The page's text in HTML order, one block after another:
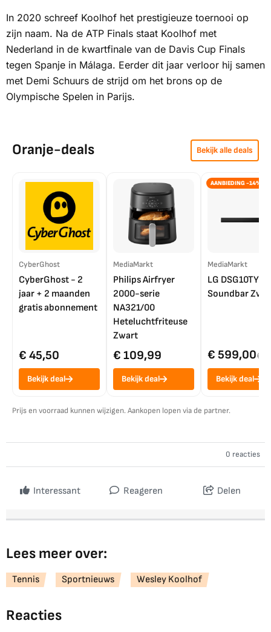
In 2020 schreef Koolhof het prestigieuze toernooi op
zijn naam. Na de ATP Finals staat Koolhof met
Nederland in de kwartfinale van de Davis Cup Finals
tegen Spanje in Málaga. Eerder dit jaar verloor hij samen
met Demi Schuurs de strijd om het brons op de
Olympische Spelen in Parijs.
Oranje-deals Bekijk alle deals
CyberGhost
CyberGhost - 2
jaar + 2 maanden
gratis abonnement
€ 45,50
Bekijk deal
MediaMarkt
Philips Airfryer
2000-serie
NA321/00
Heteluchtfriteuse
Zwart
€ 109,99
Bekijk deal
AANBIEDING -14%
MediaMarkt
LG DSG10TY
Soundbar
€ 599,00€
Bekijk deal
Prijs en voorraad kunnen wijzigen. Aankopen lopen via de partner.
0 reacties
Interessant Reageren Delen
Lees meer over:
Tennis Sportnieuws Wesley Koolhof
Reacties